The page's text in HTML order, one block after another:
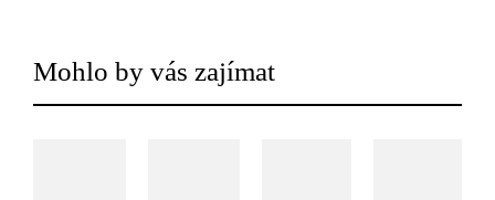
Mohlo by vás zajímat